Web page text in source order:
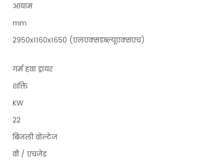
आयाम
mm
2950x1160x1650 (एलएक्सडब्ल्यूएक्सएच)
गर्म हवा ड्रायर
शक्ति
KW
22
बिजली वोल्टेज
वी / एचजेड